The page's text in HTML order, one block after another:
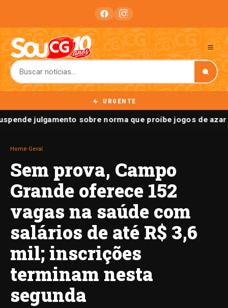
URGENTE
julgamento sobre norma que proíbe jogos de azar
Home Geral
Sem prova, Campo
Grande oferece 152
vagas na saúde com
salários de até R$ 3,6
mil; inscrições
terminam nesta
segunda